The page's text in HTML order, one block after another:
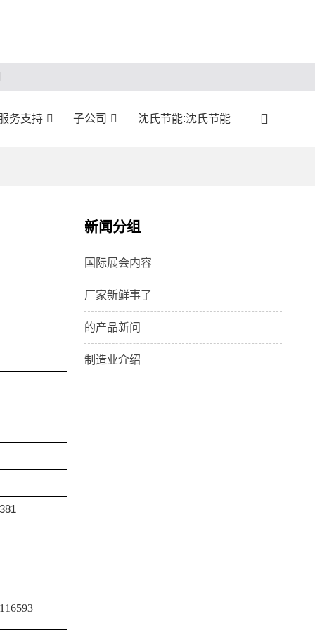
务支持 子公司 沈氏节能:沈氏节能
新闻分组
国际展会内容
厂家新鲜事了
的产品新问
制造业介绍